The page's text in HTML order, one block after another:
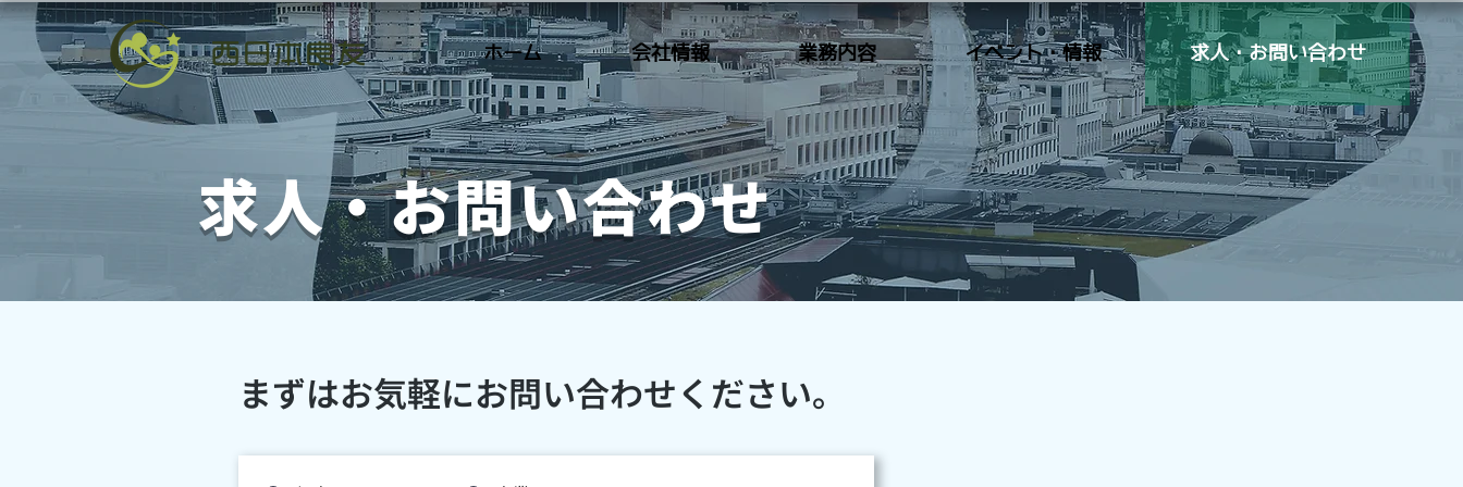
ホーム 会社情報 業務内容 イベント・情報 求人・お問い合わせ
求人・お問い合わせ
​まずはお気軽にお問い合わせください。